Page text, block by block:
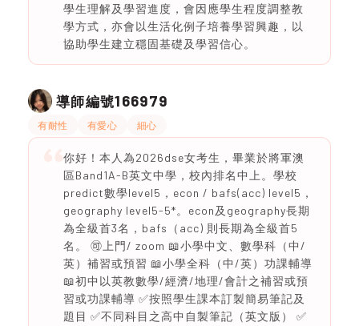
學生理解及學習進度，會因應學生程度調整教
學方式，亦會以生活化例子培養學習興趣，以
協助學生建立穩固基礎及學習信心。
導師編號166979
有耐性 有愛心 細心
你好！本人為2026dse女考生，畢業於將軍澳
區Band1A-B英文中學，校內排名中上。學校
predict數學level5，econ / bafs(acc) level5，
geography level5-5*。econ及geography長期
為全級首3名，bafs（acc) 則長期為全級首5
名。 🉑上門/ zoom 📖小學中文、數學科（中/
英）補習或預習 📖小學全科（中/英）功課輔導
📖初中以英教數學/經濟/地理/會計之補習或預
習或功課輔導 ✅按照學生課本訂製簡易筆記及
題目 ✅不同科目之高中自製筆記（英文版） ✅